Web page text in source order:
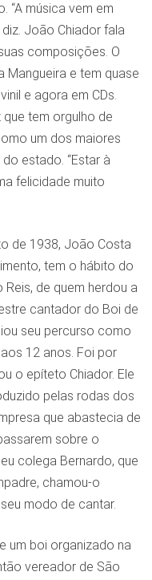
“A música vem em
João Chiador fala
composições. O
Mangueira e tem quase
e agora em CDs.
tem orgulho de
um dos maiores
estado. “Estar à
felicidade muito
de 1938, João Costa
tem o hábito do
Reis, de quem herdou a
cantador do Boi de
seu percurso como
12 anos. Foi por
o epíteto Chiador. Ele
pelas rodas dos
que abastecia de
sobre o
colega Bernardo, que
chamou-o
modo de cantar.
um boi organizado na
vereador de São